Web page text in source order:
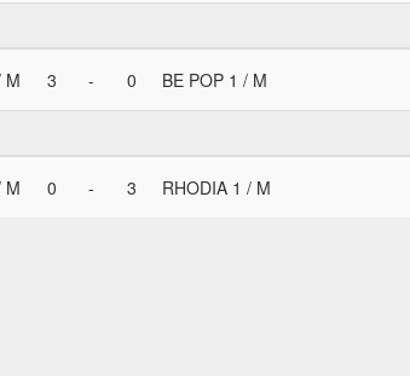
M 3 - 0 BE POP 1 / M
M 0 - 3 RHODIA 1 / M